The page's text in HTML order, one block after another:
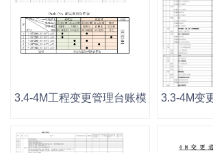
3.4-4M工程变更管理台账模板.xls3.3-4M变